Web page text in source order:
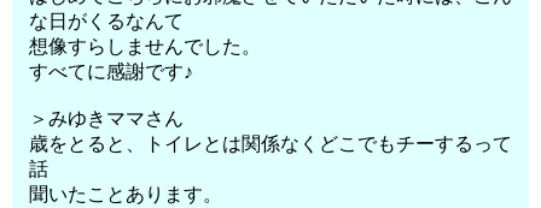
な日がくるなんて
想像すらしませんでした。
すべてに感謝です♪
＞みゆきママさん
歳をとると、トイレとは関係なくどこでもチーするって
話
聞いたことあります。